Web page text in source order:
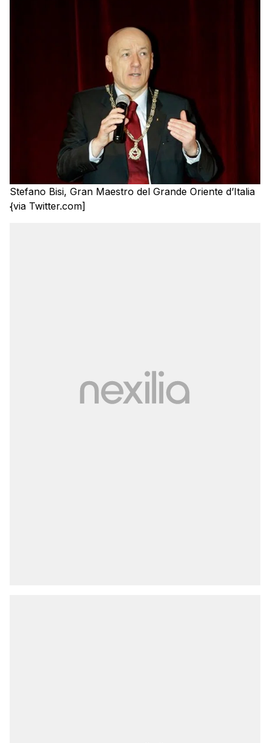
Stefano Bisi, Gran Maestro del Grande Oriente d’Italia
{via Twitter.com]